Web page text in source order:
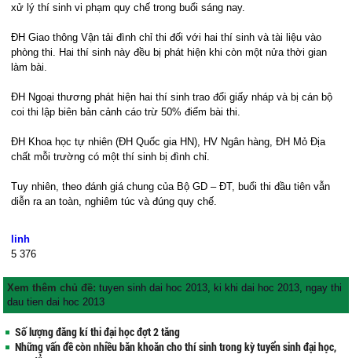
xử lý thí sinh vi phạm quy chế trong buổi sáng nay.
ĐH Giao thông Vận tải đình chỉ thi đối với hai thí sinh và tài liệu vào
phòng thi. Hai thí sinh này đều bị phát hiện khi còn một nửa thời gian
làm bài.
ĐH Ngoại thương phát hiện hai thí sinh trao đổi giấy nháp và bị cán bộ
coi thi lập biên bản cảnh cáo trừ 50% điểm bài thi.
ĐH Khoa học tự nhiên (ĐH Quốc gia HN), HV Ngân hàng, ĐH Mỏ Địa
chất mỗi trường có một thí sinh bị đình chỉ.
Tuy nhiên, theo đánh giá chung của Bộ GD – ĐT, buổi thi đầu tiên vẫn
diễn ra an toàn, nghiêm túc và đúng quy chế.
linh
5 376
Xem thêm chủ đề:tuyen sinh dai hoc 2013, ki khi dai hoc 2013, ngay thi
dau tien dai hoc 2013
Số lượng đăng kí thi đại học đợt 2 tăng
Những vấn đề còn nhiều băn khoăn cho thí sinh trong kỳ tuyển sinh đại học,